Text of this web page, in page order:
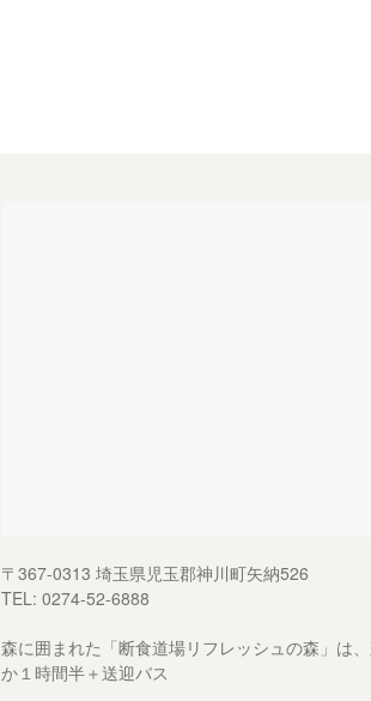
〒367-0313 埼玉県児玉郡神川町矢納526
TEL: 0274-52-6888
森に囲まれた「断食道場リフレッシュの森」は
か１時間半＋送迎バス